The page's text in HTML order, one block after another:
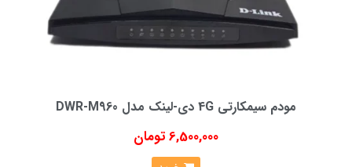
مودم سیمکارتی 4G دی-لینک مدل DWR-M960
6,500,000 تومان